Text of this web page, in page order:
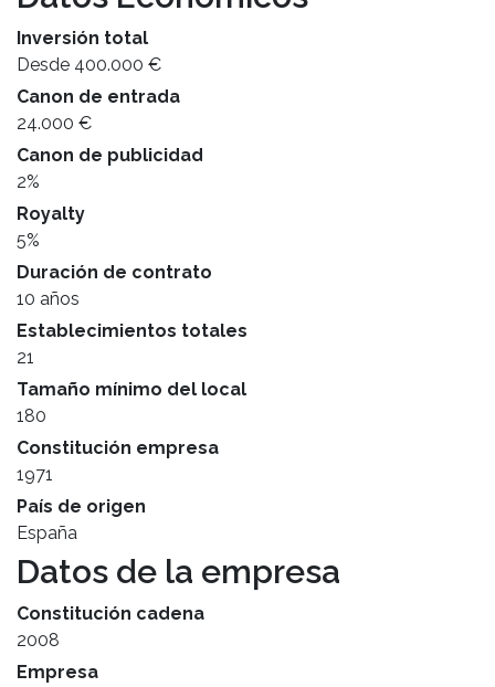
Inversión total
Desde 400.000 €
Canon de entrada
24.000 €
Canon de publicidad
2%
Royalty
5%
Duración de contrato
10 años
Establecimientos totales
21
Tamaño mínimo del local
180
Constitución empresa
1971
País de origen
España
Datos de la empresa
Constitución cadena
2008
Empresa